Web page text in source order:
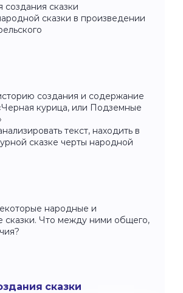
создания сказки
сказки в произведении
создания и содержание
курица, или Подземные
текст, находить в
сказке черты народной
народные и
сказки. Что между ними общего,
сказки